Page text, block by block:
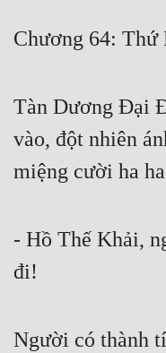
Truyện Convert
Truyện Dịch
Truyện ngắn
Xa Lộ Dịch
Cung Đấu
Chương 64: Thứ
Tàn Dương Đại
vào, đột nhiên
miệng cười ha
- Hồ Thế Khải,
đi!
Người có thành